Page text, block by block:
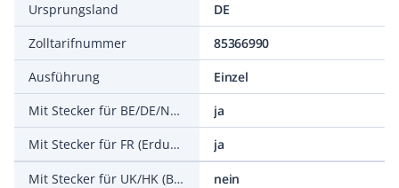
Ursprungsland
DE
Zolltarifnummer
85366990
Ausführung
Einzel
Mit Stecker für BE/DE/NL/RU (SCHUKO) (Typ F)
ja
Mit Stecker für FR (Erdungsstift) (Typ E)
ja
Mit Stecker für UK/HK (BS 1363) (Typ G)
nein